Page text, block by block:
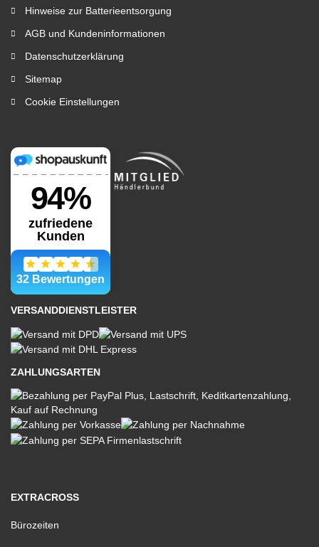
Hinweise zur Batterieentsorgung
AGB und Kundeninformationen
Datenschutzerklärung
Sitemap
Cookie Einstellungen
VERSANDDIENSTLEISTER
ZAHLUNGSARTEN
EXTRACROSS
Bürozeiten